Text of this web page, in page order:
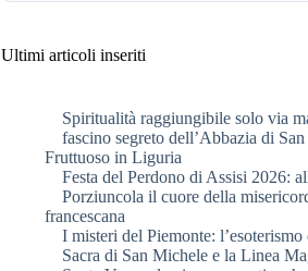
Ultimi articoli inseriti
Spiritualità raggiungibile solo via
fascino segreto dell’Abbazia di San
Fruttuoso in Liguria
Festa del Perdono di Assisi 2026:
Porziuncola il cuore della
francescana
I misteri del Piemonte: l’esoterismo
Sacra di San Michele e la Linea